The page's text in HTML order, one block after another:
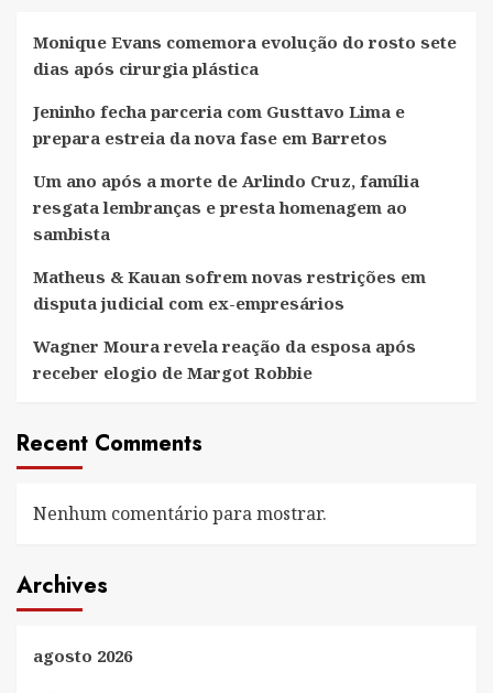
Monique Evans comemora evolução do rosto sete
dias após cirurgia plástica
Jeninho fecha parceria com Gusttavo Lima e
prepara estreia da nova fase em Barretos
Um ano após a morte de Arlindo Cruz, família
resgata lembranças e presta homenagem ao
sambista
Matheus & Kauan sofrem novas restrições em
disputa judicial com ex-empresários
Wagner Moura revela reação da esposa após
receber elogio de Margot Robbie
Recent Comments
Nenhum comentário para mostrar.
Archives
agosto 2026